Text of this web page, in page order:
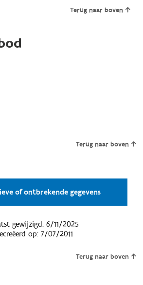
Terug naar boven
Terug naar boven
of ontbrekende gegevens
gewijzigd: 6/11/2025
op:7/07/2011
Terug naar boven